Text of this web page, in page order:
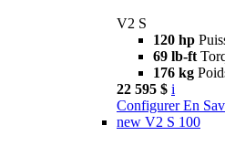
V2 S
120 hp
69 lb-ft
176 kg
22 595 $ i
Configurer En
new V2 S 100